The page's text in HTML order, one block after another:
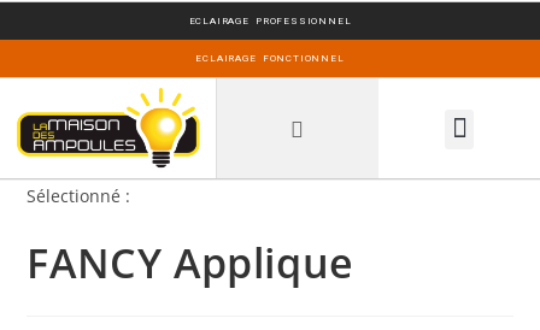
ECLAIRAGE PROFESSIONNEL
ECLAIRAGE FONCTIONNEL
Sélectionné :
FANCY Applique